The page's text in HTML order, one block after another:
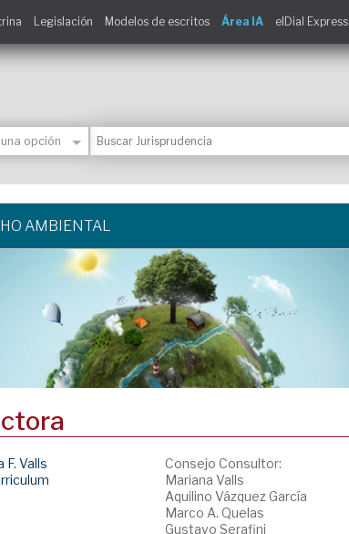
Legislación Modelos de escritos Área IA elDial Express
AMBIENTAL
F. Valls
Consejo Consultor:
Mariana Valls
Aquilino Vázquez García
Marco A. Quelas
Gustavo Serafini